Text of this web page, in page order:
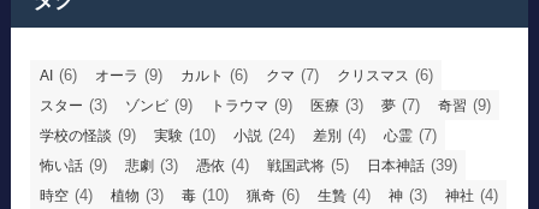
AI (6) オーラ (9) カルト (6) クマ (7) クリスマス (6)
スター (3) ゾンビ (9) トラウマ (9) 医療 (3) 夢 (7) 奇習 (9)
学校の怪談 (9) 実験 (10) 小説 (24) 差別 (4) 心霊 (7)
怖い話 (9) 悲劇 (3) 憑依 (4) 戦国武将 (5) 日本神話 (39)
時空 (4) 植物 (3) 毒 (10) 猟奇 (6) 生贄 (4) 神 (3) 神社 (4)